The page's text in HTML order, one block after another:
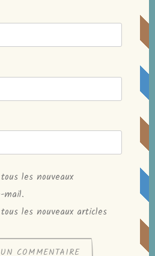
les nouveaux
mail.
les nouveaux articles